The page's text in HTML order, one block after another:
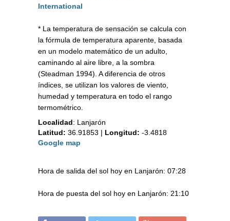
International
* La temperatura de sensación se calcula con
la fórmula de temperatura aparente, basada
en un modelo matemático de un adulto,
caminando al aire libre, a la sombra
(Steadman 1994). A diferencia de otros
índices, se utilizan los valores de viento,
humedad y temperatura en todo el rango
termométrico.
Localidad: Lanjarón
Latitud: 36.91853 | Longitud: -3.4818
Google map
Hora de salida del sol hoy en Lanjarón: 07:28
Hora de puesta del sol hoy en Lanjarón: 21:10